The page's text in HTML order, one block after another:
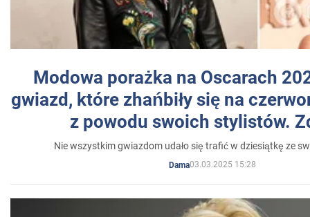
Modowa porażka na Oscarach
gwiazd, które zhańbiły się na
z powodu swoich stylistów.
Nie wszystkim gwiazdom udało się trafić w dziesiątkę ze
Dama03.03.2025 15:28